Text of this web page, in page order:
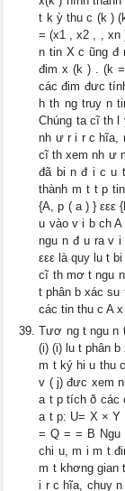
t k ỳ thu c (k )
= (x1 , x2 , , xn
n tin X c ũng đ
đim x (k ) . (k
các đim đưc
h th ng truy n
Chúng ta cĩ th l
nh ư r i r c hĩa,
cĩ th xem nh ư
đã bi n đ i c u
thành m t t p
{A, p ( a ) } εεε
u vào v i b ch
ngu n đ u ra v
εεε là quy lu t
cĩ th mơ t ngu
t phân b xác su
các tin thu c A
Tươ ng t ngu n
(i) (i) lu t phân
m t ký hi u thu
v ( j) đưc xem
a t p tích ð các
a t p: U= X ×
= Q = = B Ngu
chi u, m i m t
m t khơng gian
i r c hĩa, chuy